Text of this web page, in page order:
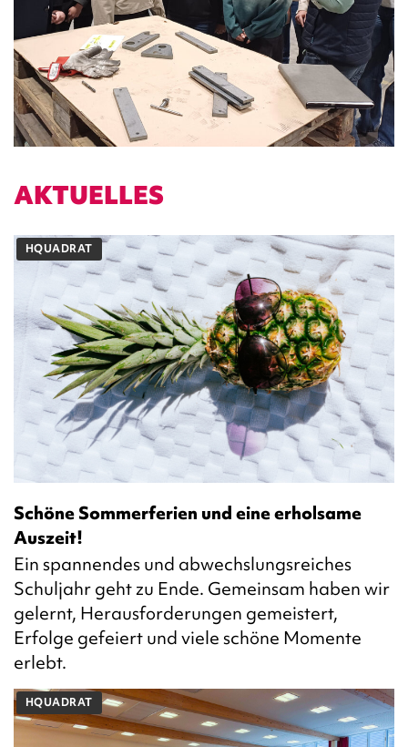
AKTUELLES
HQUADRAT
Schöne Sommerferien und eine erholsame
Auszeit!
Ein spannendes und abwechslungsreiches
Schuljahr geht zu Ende. Gemeinsam haben wir
gelernt, Herausforderungen gemeistert,
Erfolge gefeiert und viele schöne Momente
erlebt.
HQUADRAT